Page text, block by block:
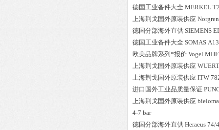
德国工业备件大全 MERKEL
上海荆戈国外原装供应 Norgren
德国分部海外直供 SIEMENS
德国工业备件大全 SOMAS
欧美品牌系列*报价 Vogel
上海荆戈国外原装供应
上海荆戈国外原装供应 ITW
进口国外工业品质量保证
上海荆戈国外原装供应
4-7 bar
德国分部海外直供 Heraeus 74/